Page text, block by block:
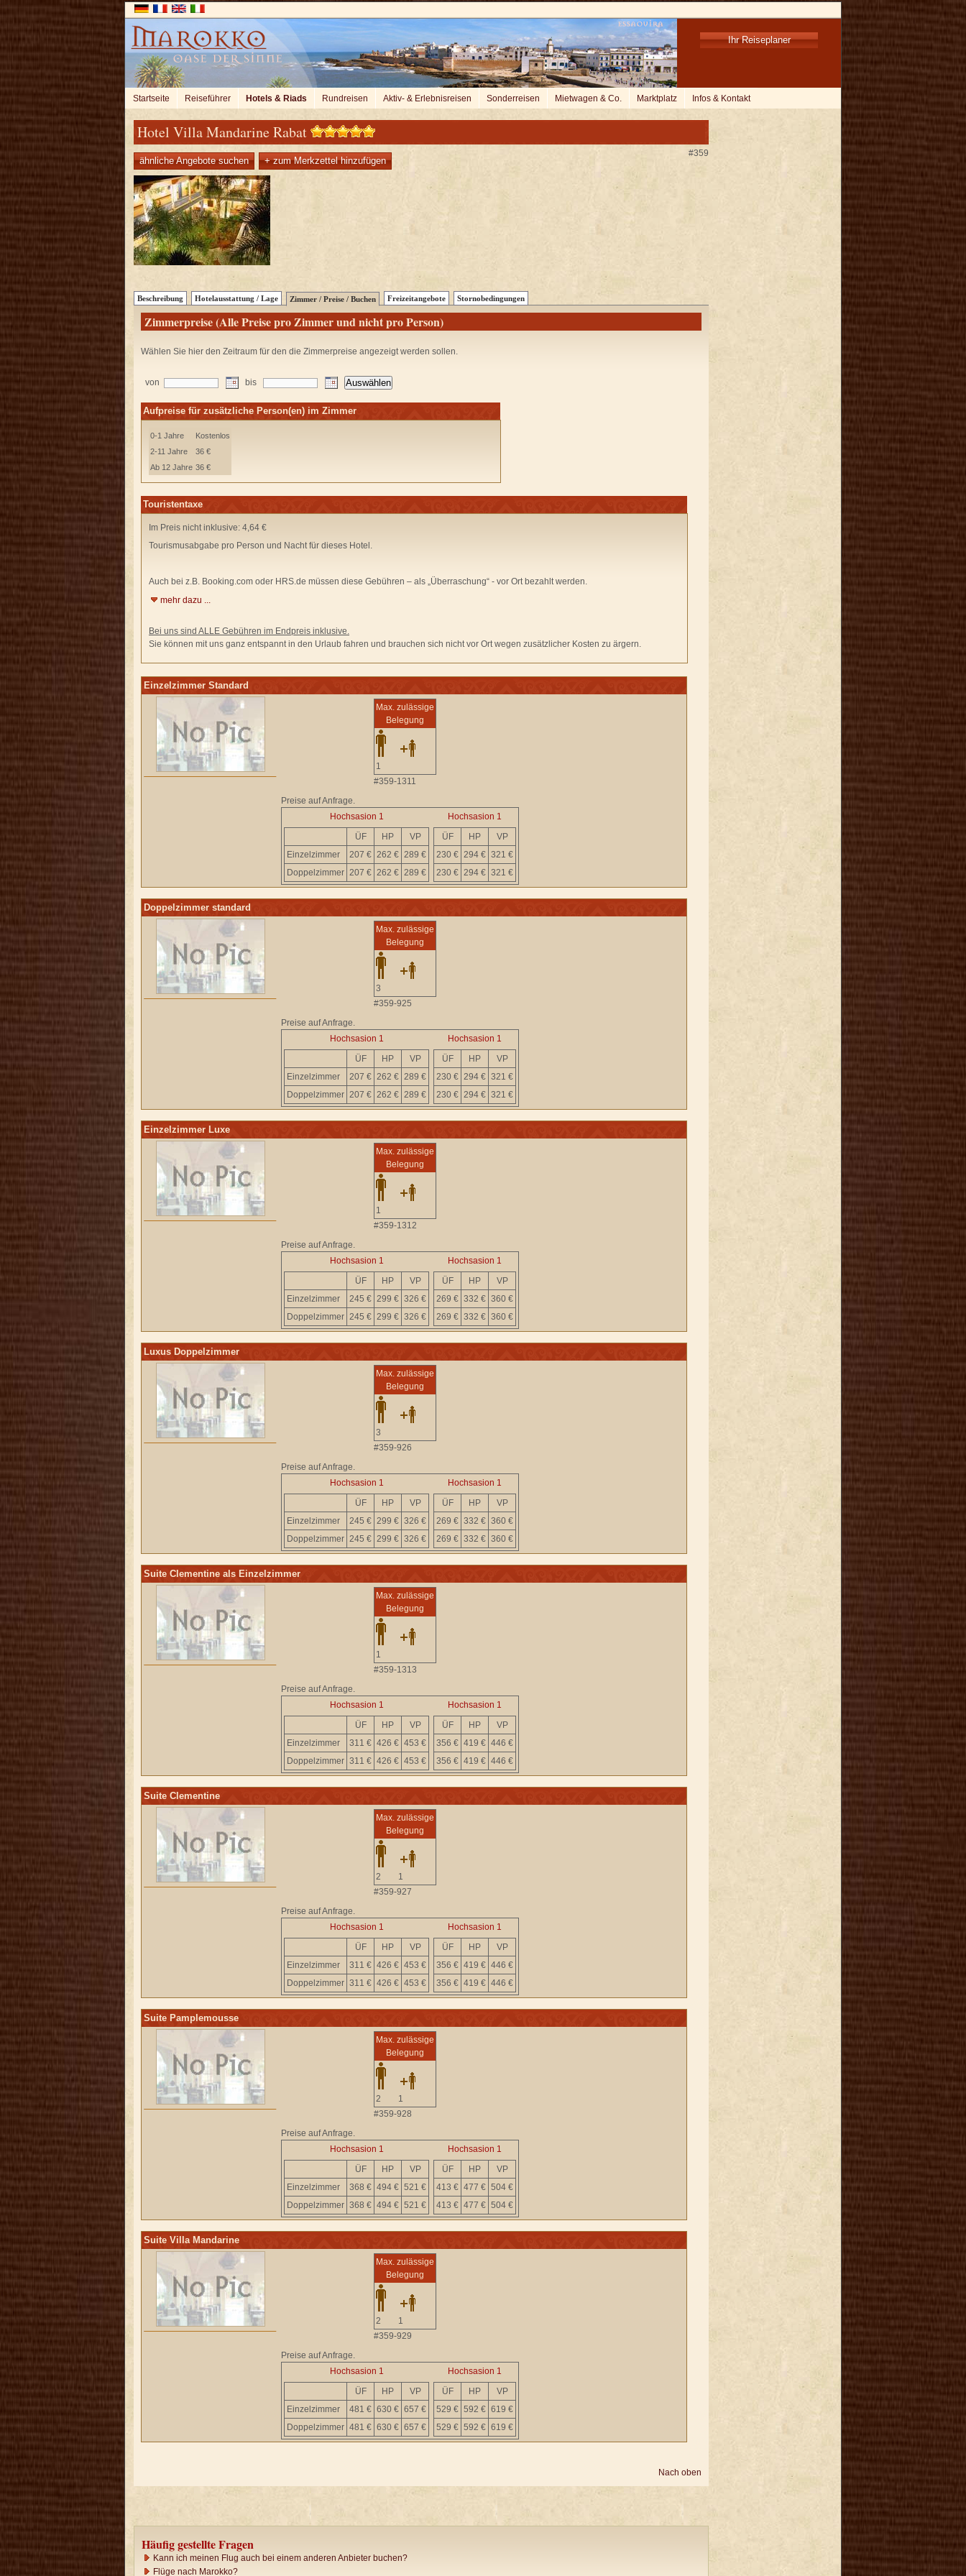
Ihr Reiseplaner
Startseite Reiseführer Hotels & Riads Rundreisen Aktiv- & Erlebnisreisen Sonderreisen Mietwagen & Co. Marktplatz Infos & Kontakt
Hotel Villa Mandarine Rabat
ähnliche Angebote suchen + zum Merkzettel hinzufügen
#359
Beschreibung Hotelausstattung / Lage Zimmer / Preise / Buchen Freizeitangebote Stornobedingungen
Zimmerpreise (Alle Preise pro Zimmer und nicht pro Person)
Wählen Sie hier den Zeitraum für den die Zimmerpreise angezeigt werden sollen.
von bis
Aufpreise für zusätzliche Person(en) im Zimmer
0-1 Jahre
Kostenlos
2-11 Jahre
36 €
Ab 12 Jahre 36 €
Touristentaxe
Im Preis nicht inklusive: 4,64 €
Tourismusabgabe pro Person und Nacht für dieses Hotel.
Auch bei z.B. Booking.com oder HRS.de müssen diese Gebühren – als „Überraschung“ - vor Ort bezahltwerden.
mehr dazu ...
Bei uns sind ALLE Gebühren im Endpreis inklusive.
Sie können mit uns ganz entspannt in den Urlaub fahren und brauchen sich nicht vor Ort wegen zusätzlicher Kosten zu ärgern.
Einzelzimmer Standard
Max. zulässige
Belegung
1
#359-1311
Preise auf Anfrage.
Hochsasion 1
Hochsasion 1
ÜF
HP
VP
Einzelzimmer
207 € 262 € 289 €
Doppelzimmer 207 € 262 € 289 €
ÜF HP
VP
230 € 294 € 321 €
230 € 294 € 321 €
Doppelzimmer standard
Max. zulässige
Belegung
3
#359-925
Preise auf Anfrage.
Hochsasion 1
Hochsasion 1
ÜF
HP
VP
Einzelzimmer
207 € 262 € 289 €
Doppelzimmer 207 € 262 € 289 €
ÜF HP
VP
230 € 294 € 321 €
230 € 294 € 321 €
Einzelzimmer Luxe
Max. zulässige
Belegung
1
#359-1312
Preise auf Anfrage.
Hochsasion 1
Hochsasion 1
ÜF
HP
VP
Einzelzimmer
245 € 299 € 326 €
Doppelzimmer 245 € 299 € 326 €
ÜF HP
VP
269 € 332 € 360 €
269 € 332 € 360 €
Luxus Doppelzimmer
Max. zulässige
Belegung
3
#359-926
Preise auf Anfrage.
Hochsasion 1
Hochsasion 1
ÜF
HP
VP
Einzelzimmer
245 € 299 € 326 €
Doppelzimmer 245 € 299 € 326 €
ÜF HP
VP
269 € 332 € 360 €
269 € 332 € 360 €
Suite Clementine als Einzelzimmer
Max. zulässige
Belegung
1
#359-1313
Preise auf Anfrage.
Hochsasion 1
Hochsasion 1
ÜF
HP
VP
Einzelzimmer
311 € 426 € 453 €
Doppelzimmer 311 € 426 € 453 €
ÜF HP
VP
356 € 419 € 446 €
356 € 419 € 446 €
Suite Clementine
Max. zulässige
Belegung
2
1
#359-927
Preise auf Anfrage.
Hochsasion 1
Hochsasion 1
ÜF
HP
VP
Einzelzimmer
311 € 426 € 453 €
Doppelzimmer 311 € 426 € 453 €
ÜF HP
VP
356 € 419 € 446 €
356 € 419 € 446 €
Suite Pamplemousse
Max. zulässige
Belegung
2
1
#359-928
Preise auf Anfrage.
Hochsasion 1
Hochsasion 1
ÜF
HP
VP
Einzelzimmer
368 € 494 € 521 €
Doppelzimmer 368 € 494 € 521 €
ÜF HP
VP
413 € 477 € 504 €
413 € 477 € 504 €
Suite Villa Mandarine
Max. zulässige
Belegung
2
1
#359-929
Preise auf Anfrage.
Hochsasion 1
Hochsasion 1
ÜF
HP
VP
Einzelzimmer
481 € 630 € 657 €
Doppelzimmer 481 € 630 € 657 €
ÜF HP
VP
529 € 592 € 619 €
529 € 592 € 619 €
Nach oben
Häufig gestellte Fragen
Kann ich meinen Flug auch bei einem anderen Anbieter buchen?
Flüge nach Marokko?